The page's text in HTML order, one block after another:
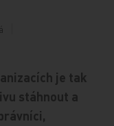
je tak
stáhnout a